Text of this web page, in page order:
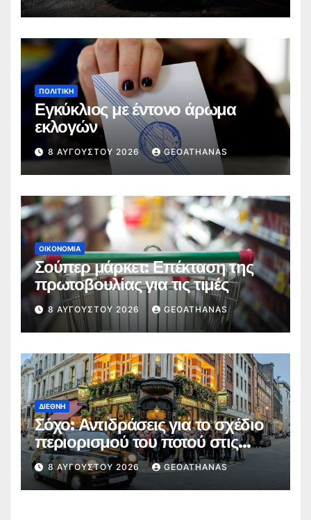
ΠΟΛΙΤΙΚΉ
Εγκύκλιος με έντονο άρωμα
εκλογών
8 ΑΥΓΟΎΣΤΟΥ 2026 GEOATHANAS
ΟΙΚΟΝΟΜΊΑ
Σούπερ μάρκετ: Επέκταση της
πρωτοβουλίας για τις τιμές
8 ΑΥΓΟΎΣΤΟΥ 2026 GEOATHANAS
ΔΙΕΘΝΉ
Σόχο: Αντιδράσεις για το σχέδιο
περιορισμού του ποτού στις
παμπ
8 ΑΥΓΟΎΣΤΟΥ 2026 GEOATHANAS